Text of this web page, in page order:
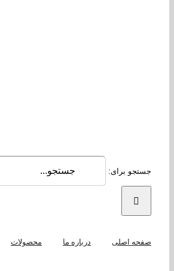
برای:
اصلی درباره ما محصولات خدمات